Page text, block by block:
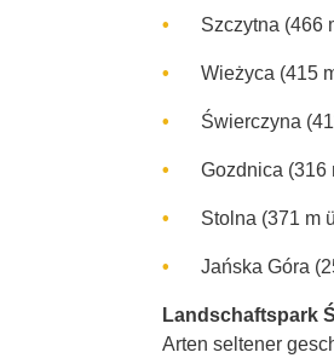
Szczytna (466
Wieżyca (415
Świerczyna
Gozdnica (316
Stolna (371 m
Jańska Góra
Landschaftspark
Arten seltener